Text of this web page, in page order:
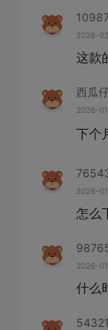
2026-
这款
西瓜仔
2026-
下个
2026-
怎么
2026-
什么